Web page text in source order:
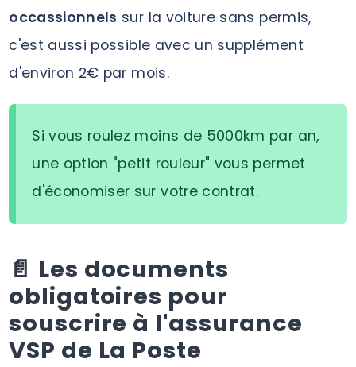
occassionnels sur la voiture sans permis,
c'est aussi possible avec un supplément
d'environ 2€ par mois.
Si vous roulez moins de 5000km par an,
une option "petit rouleur" vous permet
d'économiser sur votre contrat.
📄 Les documents
obligatoires pour
souscrire à l'assurance
VSP de La Poste